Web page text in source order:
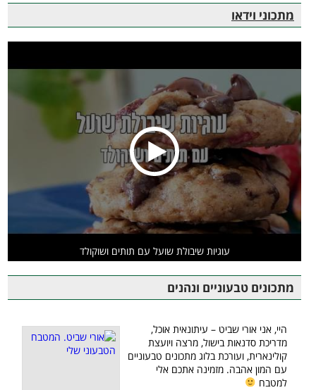
מתכוני וידאו
עוגיות שיבולת שועל עם תותים ושוקולד
מתכונים טבעוניים ונהנים
היי, אני אורי שביט – עיתונאית אוכל,
מדריכת סדנאות בישול, מרצה ויועצת
קולינארית, ועורכת בלוג מתכונים טבעוניים
עם המון אהבה. מזמינה אתכם אלי
למטבח